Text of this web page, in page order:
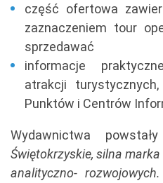
część ofertowa
zaznaczeniem tour
sprzedawać
informacje
atrakcji
Punktów i Centrów
Wydawnictwa
Świętokrzyskie, silna
analityczno-